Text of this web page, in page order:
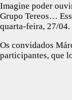
Imagine poder
Grupo Tereos…
quarta-feira, 27/04.
Os convidados
participantes, que